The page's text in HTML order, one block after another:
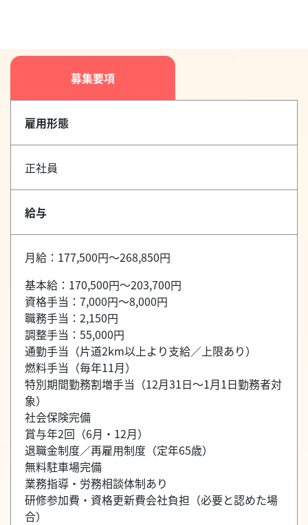
募集要項
雇用形態
正社員
給与
月給：177,500円～268,850円
基本給：170,500円～203,700円
資格手当：7,000円～8,000円
職務手当：2,150円
調整手当：55,000円
通勤手当（片道2km以上より支給／上限あり）
燃料手当（毎年11月）
特別期間勤務割増手当（12月31日～1月1日勤務者対
象）
社会保険完備
賞与年2回（6月・12月）
退職金制度／再雇用制度（定年65歳）
無料駐車場完備
業務指導・労務相談体制あり
研修参加費・資格更新費会社負担（必要と認めた場
合）